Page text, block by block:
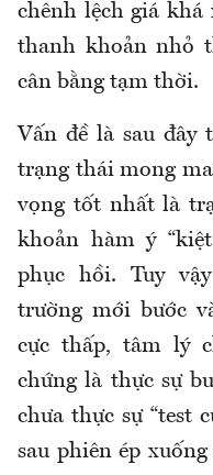
chênh lệch giá khá
thanh khoản nhỏ
cân bằng tạm thời.
Vấn đề là sau
trạng thái mong
vọng tốt nhất là
khoản hàm ý
phục hồi. Tuy
trường mới bước
cực thấp, tâm lý
chứng là thực sự
chưa thực sự “test
sau phiên ép